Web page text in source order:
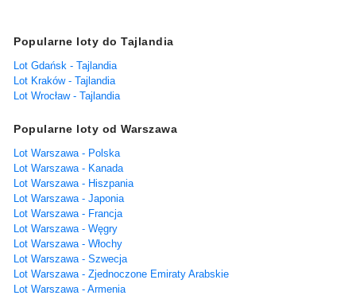
Popularne loty do Tajlandia
Lot Gdańsk - Tajlandia
Lot Kraków - Tajlandia
Lot Wrocław - Tajlandia
Popularne loty od Warszawa
Lot Warszawa - Polska
Lot Warszawa - Kanada
Lot Warszawa - Hiszpania
Lot Warszawa - Japonia
Lot Warszawa - Francja
Lot Warszawa - Węgry
Lot Warszawa - Włochy
Lot Warszawa - Szwecja
Lot Warszawa - Zjednoczone Emiraty Arabskie
Lot Warszawa - Armenia